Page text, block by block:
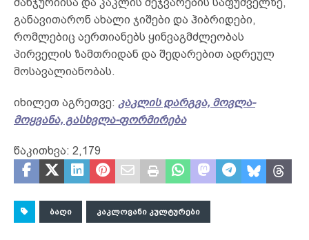
მანჯურიისა და კაკლის შეჯვარების საფუძველზე,
განავითარონ ახალი ჯიშები და ჰიბრიდები,
რომლებიც აერთიანებს ყინვაგმძლეობას
პირველის ზამთრიდან და შედარებით ადრეულ
მოსავალიანობას.
იხილეთ აგრეთვე: კაკლის დარგვა, მოვლა-
მოყვანა, გასხვლა-ფორმირება
წაკითხვა: 2,179
ᲑᲐᲦᲘ ᲙᲐᲙᲚᲝᲕᲐᲜᲘ ᲙᲣᲚᲢᲣᲠᲔᲑᲘ